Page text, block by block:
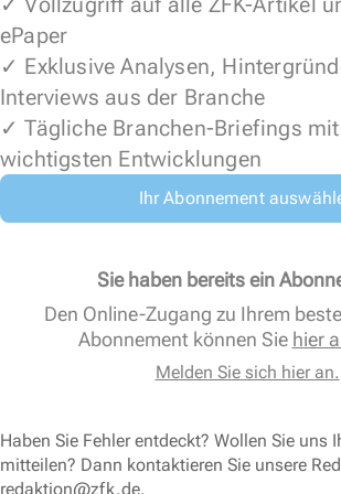
ePaper
✓ Exklusive Analysen,
Interviews aus der Branche
✓ Tägliche Branchen-Briefings
wichtigsten Entwicklungen
Ihr Abonnement
Sie haben bereits ein
Den Online-Zugang zu Ihrem
Abonnement können Sie hier
Melden Sie sich hier an.
Haben Sie Fehler entdeckt? Wollen Sie uns
mitteilen? Dann kontaktieren Sie unsere
redaktion@zfk.de.